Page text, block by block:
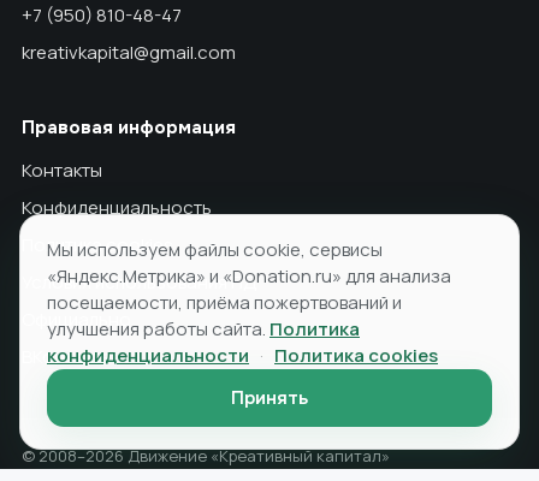
+7 (950) 810-48-47
kreativkapital@gmail.com
Правовая информация
Контакты
Конфиденциальность
Политика cookies
Условия использования ПД
Официально
ВКонтакте
© 2008–2026 Движение «Креативный капитал»
Мы используем файлы cookie, сервисы
«Яндекс.Метрика» и «Donation.ru» для анализа
посещаемости, приёма пожертвований и
улучшения работы сайта. Политика
конфиденциальности · Политика cookies
Принять